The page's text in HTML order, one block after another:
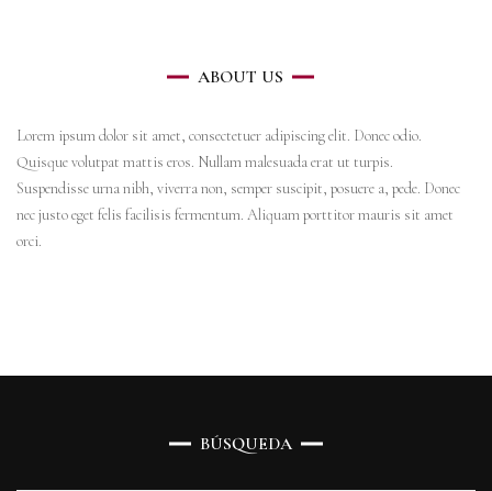
ABOUT US
Lorem ipsum dolor sit amet, consectetuer adipiscing elit. Donec odio.
Quisque volutpat mattis eros. Nullam malesuada erat ut turpis.
Suspendisse urna nibh, viverra non, semper suscipit, posuere a, pede. Donec
nec justo eget felis facilisis fermentum. Aliquam porttitor mauris sit amet
orci.
BÚSQUEDA